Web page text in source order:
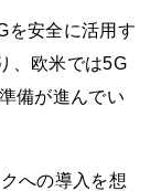
を安全に活用す
、欧米では5G
備が進んでい
への導入を想